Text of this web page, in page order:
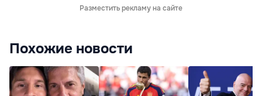
Разместить рекламу на сайте
Похожие новости